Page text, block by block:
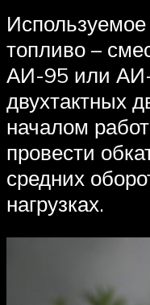
Используемое
топливо –
АИ-95 или
двухтактных
началом
провести
средних
нагрузках.